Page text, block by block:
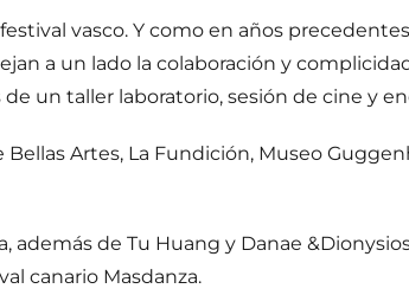
vasco. Y como en años
a un lado la colaboración y
un taller laboratorio, sesión de cine y
Artes, La Fundición, Museo
además de Tu Huang y Danae
canario Masdanza.